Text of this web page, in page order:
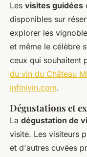
Les visites guidées
disponibles sur
explorer les
et même le célèbre
ceux qui souhaitent
du vin du Château
infinivin.com.
Dégustations et
La dégustation de
visite. Les visiteurs
et d'autres cuvées